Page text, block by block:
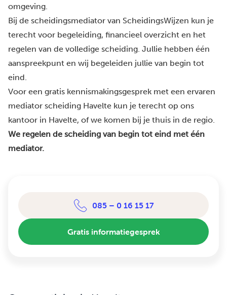
omgeving.
Bij de scheidingsmediator van ScheidingsWijzen kun je
terecht voor begeleiding, financieel overzicht en het
regelen van de volledige scheiding. Jullie hebben één
aanspreekpunt en wij begeleiden jullie van begin tot
eind.
Voor een gratis kennismakingsgesprek met een ervaren
mediator scheiding Havelte kun je terecht op ons
kantoor in Havelte, of we komen bij je thuis in de regio.
We regelen de scheiding van begin tot eind met één
mediator.
085 – 0 16 15 17
Gratis informatiegesprek